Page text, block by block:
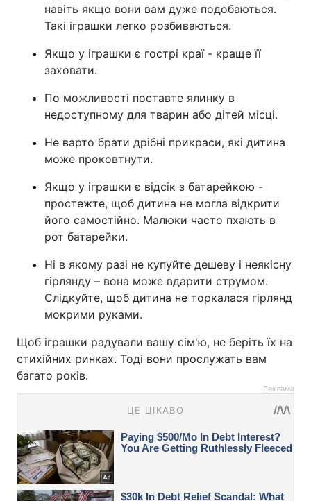
навіть якщо вони вам дуже подобаються.
Такі іграшки легко розбиваються.
Якщо у іграшки є гострі краї - краще її
заховати.
По можливості поставте ялинку в
недоступному для тварин або дітей місці.
Не варто брати дрібні прикраси, які дитина
може проковтнути.
Якщо у іграшки є відсік з батарейкою -
простежте, щоб дитина не могла відкрити
його самостійно. Малюки часто пхають в
рот батарейки.
Ні в якому разі не купуйте дешеву і неякісну
гірлянду – вона може вдарити струмом.
Слідкуйте, щоб дитина не торкалася гірлянд
мокрими руками.
Щоб іграшки радували вашу сім'ю, не беріть їх на
стихійних ринках. Тоді вони прослужать вам
багато років.
Реклама